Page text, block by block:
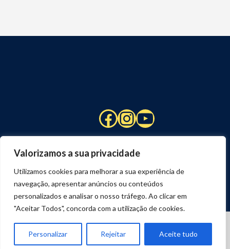
Valorizamos a sua privacidade
Utilizamos cookies para melhorar a sua experiência de
navegação, apresentar anúncios ou conteúdos
personalizados e analisar o nosso tráfego. Ao clicar em
"Aceitar Todos", concorda com a utilização de cookies.
Personalizar Rejeitar Aceite tudo
Facebook
Instagram
YouTube
DESENVOLVIDO POR
JOSEXAVIER.COM